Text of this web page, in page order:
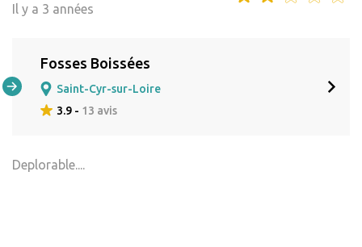
Il y a 3 années
Fosses Boissées
Saint-Cyr-sur-Loire
3.9 - 13 avis
Deplorable....